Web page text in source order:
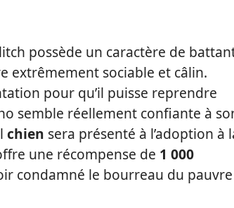
possède un caractère de
extrêmement sociable et câlin.
pour qu’il puisse reprendre
semble réellement confiante à
chien sera présenté à l’adoption à
une récompense de 1 000
condamné le bourreau du pauvre